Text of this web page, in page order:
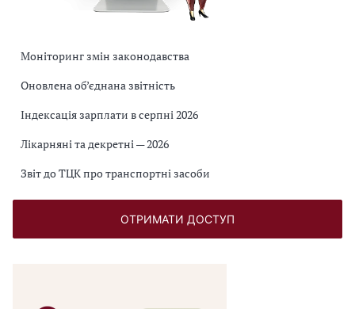
Моніторинг змін законодавства
Оновлена об’єднана звітність
Індексація зарплати в серпні 2026
Лікарняні та декретні — 2026
Звіт до ТЦК про транспортні засоби
ОТРИМАТИ ДОСТУП